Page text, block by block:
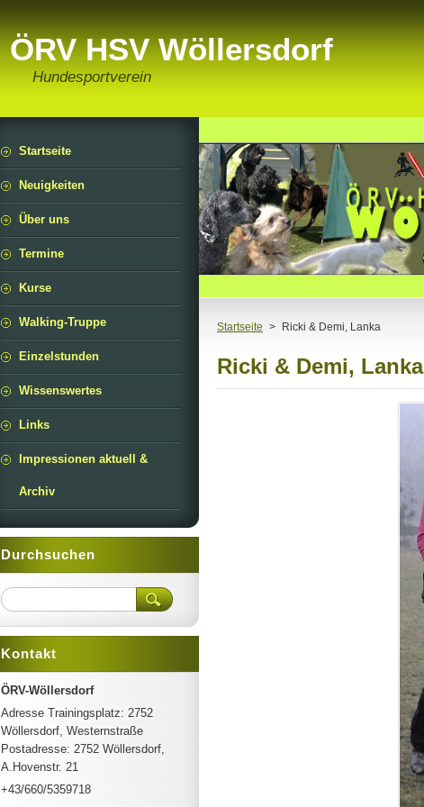
ÖRV HSV Wöllersdorf
Hundesportverein
Startseite > Ricki & Demi, Lanka
Ricki & Demi, Lanka
Startseite
Neuigkeiten
Über uns
Termine
Kurse
Walking-Truppe
Einzelstunden
Wissenswertes
Links
Impressionen aktuell &
Archiv
Durchsuchen
Kontakt
ÖRV-Wöllersdorf
Adresse Trainingsplatz: 2752
Wöllersdorf, Westernstraße
Postadresse: 2752 Wöllersdorf,
A.Hovenstr. 21
+43/660/5359718